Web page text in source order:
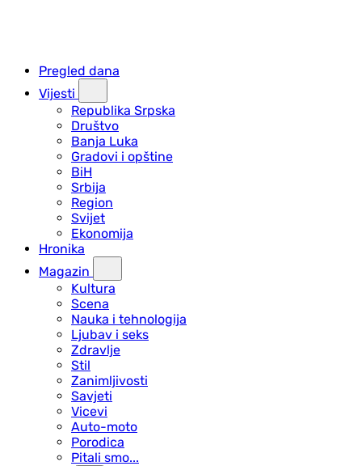
Pregled dana
Vijesti
Republika Srpska
Društvo
Banja Luka
Gradovi i opštine
BiH
Srbija
Region
Svijet
Ekonomija
Hronika
Magazin
Kultura
Scena
Nauka i tehnologija
Ljubav i seks
Zdravlje
Stil
Zanimljivosti
Savjeti
Vicevi
Auto-moto
Porodica
Pitali smo...